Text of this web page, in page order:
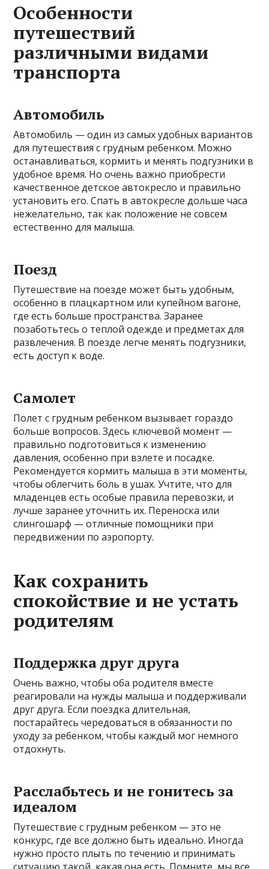
Особенности
путешествий
различными видами
транспорта
Автомобиль
Автомобиль — один из самых удобных вариантов
для путешествия с грудным ребенком. Можно
останавливаться, кормить и менять подгузники в
удобное время. Но очень важно приобрести
качественное детское автокресло и правильно
установить его. Спать в автокресле дольше часа
нежелательно, так как положение не совсем
естественно для малыша.
Поезд
Путешествие на поезде может быть удобным,
особенно в плацкартном или купейном вагоне,
где есть больше пространства. Заранее
позаботьтесь о теплой одежде и предметах для
развлечения. В поезде легче менять подгузники,
есть доступ к воде.
Самолет
Полет с грудным ребенком вызывает гораздо
больше вопросов. Здесь ключевой момент —
правильно подготовиться к изменению
давления, особенно при взлете и посадке.
Рекомендуется кормить малыша в эти моменты,
чтобы облегчить боль в ушах. Учтите, что для
младенцев есть особые правила перевозки, и
лучше заранее уточнить их. Переноска или
слингошарф — отличные помощники при
передвижении по аэропорту.
Как сохранить
спокойствие и не устать
родителям
Поддержка друг друга
Очень важно, чтобы оба родителя вместе
реагировали на нужды малыша и поддерживали
друг друга. Если поездка длительная,
постарайтесь чередоваться в обязанности по
уходу за ребенком, чтобы каждый мог немного
отдохнуть.
Расслабьтесь и не гонитесь за
идеалом
Путешествие с грудным ребенком — это не
конкурс, где все должно быть идеально. Иногда
нужно просто плыть по течению и принимать